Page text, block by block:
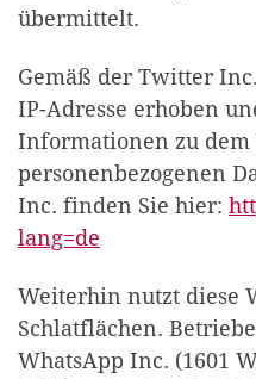
übermittelt.
Gemäß der Twitter
IP-Adresse erhoben
Informationen zu dem
personenbezogenen
Inc. finden Sie hier:
lang=de
Weiterhin nutzt diese
Schlatflächen.
WhatsApp Inc. (1601